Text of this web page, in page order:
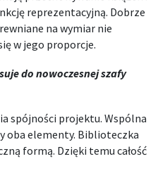
reprezentacyjną. Dobrze
na wymiar nie
w jego proporcje.
do nowoczesnej szafy
spójności projektu. Wspólna
oba elementy. Biblioteczka
formą. Dzięki temu całość